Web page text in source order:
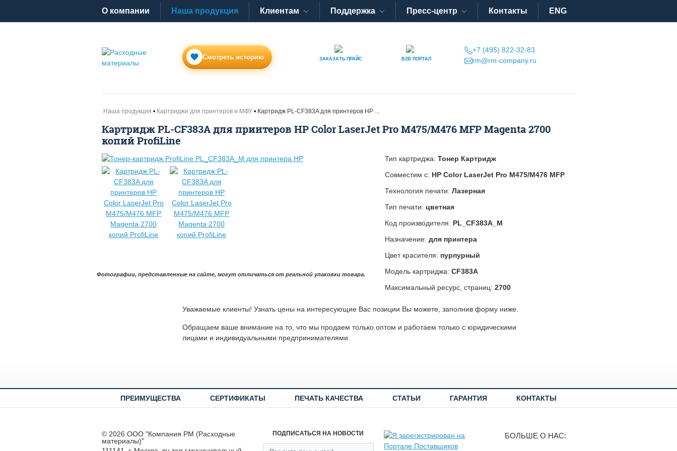
O компании Наша продукция Клиентам Поддержка Пресс-центр Контакты ENG
Смотреть историю ЗАКАЗАТЬ ПРАЙС B2B ПОРТАЛ
+7 (495) 822-32-83
rm@rm-company.ru
Наша продукция Картриджи для принтеров и МФУ Картридж PL-CF383A для принтеров HP ...
Картридж PL-CF383A для принтеров HP Color LaserJet Pro M475/M476 MFP Magenta 2700
копий ProfiLine
Фотографии, представленные на сайте, могут отличаться от реальной упаковки товара.
Тип картриджа: Тонер Картридж
Совместим с: HP Color LaserJet Pro M475/M476 MFP
Технология печати: Лазерная
Тип печати: цветная
Код производителя: PL_CF383A_M
Назначение: для принтера
Цвет красителя: пурпурный
Модель картриджа: CF383A
Максимальный ресурс, страниц: 2700
Уважаемые клиенты! Узнать цены на интересующие Вас позиции Вы можете, заполнив форму ниже.
Обращаем ваше внимание на то, что мы продаем только оптом и работаем только с юридическими
лицами и индивидуальными предпринимателями.
ПРЕИМУЩЕСТВА СЕРТИФИКАТЫ ПЕЧАТЬ КАЧЕСТВА СТАТЬИ ГАРАНТИЯ КОНТАКТЫ
© 2026 ООО "Компания РМ (Расходные
материалы)"
ПОДПИСАТЬСЯ НА НОВОСТИ БОЛЬШЕ О НАС: